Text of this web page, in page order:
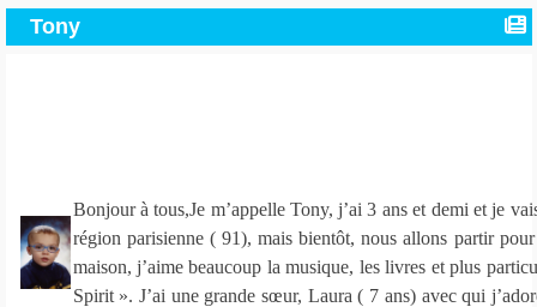
Tony
Bonjour à tous,Je m’appelle Tony, j’ai 3 ans et demi et je
région parisienne ( 91), mais bientôt, nous allons partir
maison, j’aime beaucoup la musique, les livres et plus
Spirit ». J’ai une grande sœur, Laura ( 7 ans) avec qui